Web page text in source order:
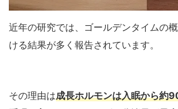
近年の研究では、ゴールデンタイムの
ける結果が多く報告されています。
その理由は成長ホルモンは入眠から約